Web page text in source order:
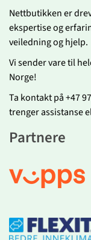
Nettbutikken er
ekspertise og
veiledning og hjelp.
Vi sender vare til
Norge!
Ta kontakt på +47
trenger assistanse
Partnere